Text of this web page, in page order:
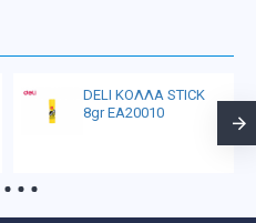
DELI ΚΟΛΛΑ STICK
8gr EA20010